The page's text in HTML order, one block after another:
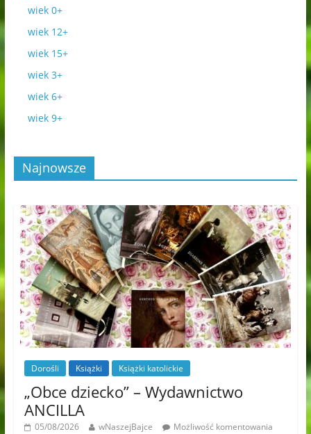
wiek 0+
wiek 12+
wiek 15+
wiek 3+
wiek 6+
wiek 9+
Najnowsze
Dorośli Książki Książki katolickie
„Obce dziecko” – Wydawnictwo
ANCILLA
05/08/2026 wNaszejBajce
Możliwość komentowania